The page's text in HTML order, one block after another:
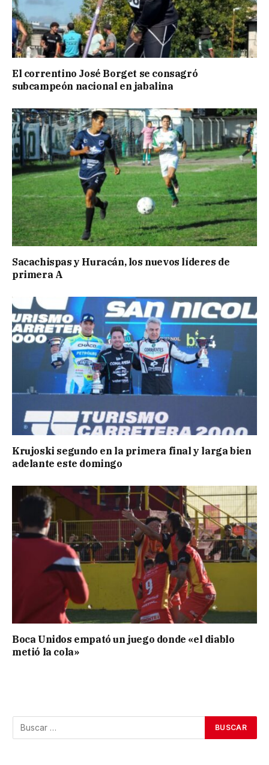
El correntino José Borget se consagró
subcampeón nacional en jabalina
Sacachispas y Huracán, los nuevos líderes de
primera A
Krujoski segundo en la primera final y larga bien
adelante este domingo
Boca Unidos empató un juego donde «el diablo
metió la cola»